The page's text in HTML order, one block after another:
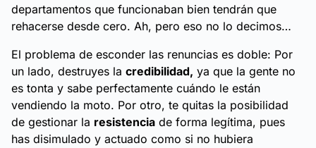
departamentos que funcionaban bien tendrán que
rehacerse desde cero. Ah, pero eso no lo decimos…
El problema de esconder las renuncias es doble: Por
un lado, destruyes la credibilidad, ya que la gente no
es tonta y sabe perfectamente cuándo le están
vendiendo la moto. Por otro, te quitas la posibilidad
de gestionar la resistencia de forma legítima, pues
has disimulado y actuado como si no hubiera